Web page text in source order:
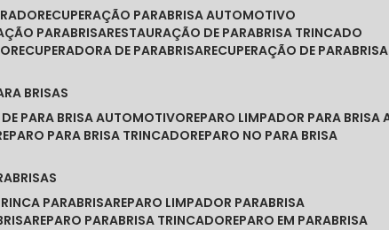
RECUPERAÇÃO PARABRISA AUTOMOTIVO
PARABRISA RESTAURAÇÃO DE PARABRISA TRINCADO
RECUPERADORA DE PARABRISA RECUPERAÇÃO DE PARABRISA
BRISAS
DE PARA BRISA AUTOMOTIVO REPARO LIMPADOR PARA BRISA
REPARO PARA BRISA TRINCADO REPARO NO PARA BRISA
PARABRISA REPARO LIMPADOR PARABRISA
REPARO PARABRISA TRINCADO REPARO EM PARABRISA